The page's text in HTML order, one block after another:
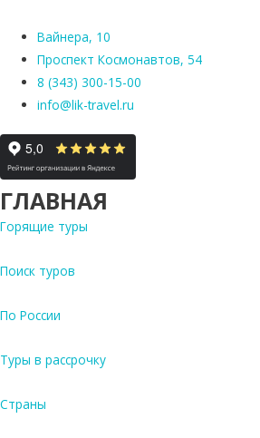
Вайнера, 10
Проспект Космонавтов, 54
8 (343) 300-15-00
info@lik-travel.ru
ГЛАВНАЯ
Горящие туры
Поиск туров
По России
Туры в рассрочку
Страны